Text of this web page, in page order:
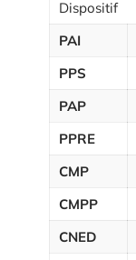
Dispositif
PAI
PPS
PAP
PPRE
CMP
CMPP
CNED